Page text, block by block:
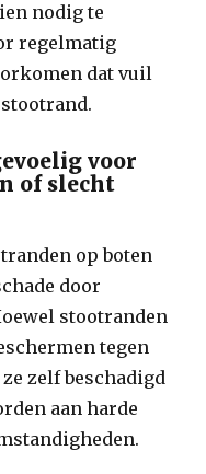
nodig te
regelmatig
dat vuil
voor
of slecht
op boten
door
stootranden
tegen
zelf beschadigd
aan harde